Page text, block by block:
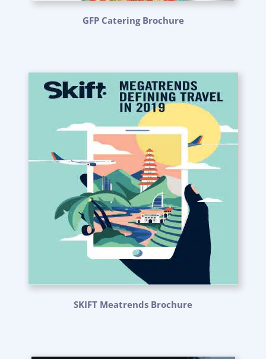
GFP Catering Brochure
SKIFT Meatrends Brochure